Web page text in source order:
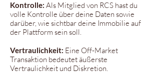
Kontrolle: Als Mitglied von RCS hast du
volle Kontrolle über deine Daten sowie
darüber, wie sichtbar deine Immobilie auf
der Plattform sein soll.
Vertraulichkeit: Eine Off-Market
Transaktion bedeutet äußerste
Vertraulichkeit und Diskretion.